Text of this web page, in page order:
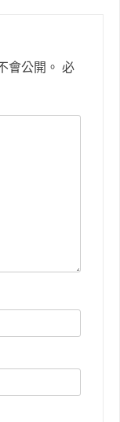
會公開。 必